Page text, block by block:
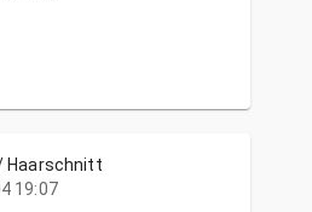
Haarschnitt
19:07